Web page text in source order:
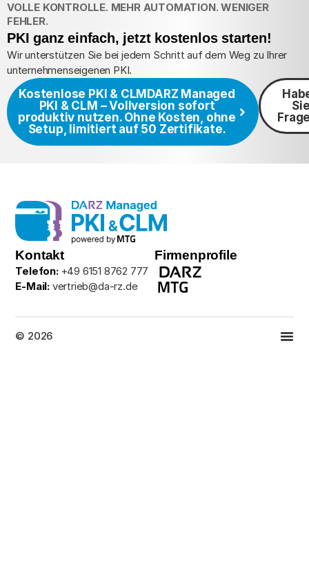
VOLLE KONTROLLE. MEHR AUTOMATION. WENIGER
FEHLER.
PKI ganz einfach, jetzt kostenlos starten!
Wir unterstützen Sie bei jedem Schritt auf dem Weg zu Ihrer
unternehmens­eigenen PKI.
Kostenlose PKI & CLM DARZ Managed
PKI & CLM – Vollversion sofort
produktiv nutzen. Ohne Kosten, ohne
Setup, limitiert auf 50 Zertifikate.
Kontakt
Telefon: +49 6151 8762 777
E-Mail: vertrieb@da-rz.de
Firmenprofile
© 2026